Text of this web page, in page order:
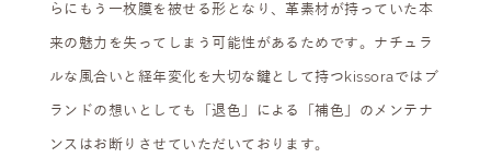
らにもう一枚膜を被せる形となり、革素材が持っていた本
来の魅力を失ってしまう可能性があるためです。ナチュラ
ルな風合いと経年変化を大切な鍵として持つkissoraではブ
ランドの想いとしても「退色」による「補色」のメンテナ
ンスはお断りさせていただいております。